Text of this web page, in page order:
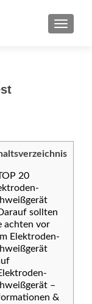
20
sollten
achten vor
Elektroden-
–
&